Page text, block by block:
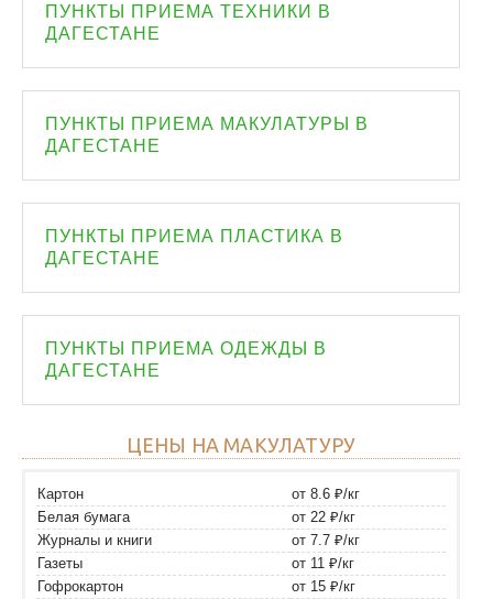
ПУНКТЫ ПРИЕМА ТЕХНИКИ В
ДАГЕСТАНЕ
ПУНКТЫ ПРИЕМА МАКУЛАТУРЫ В
ДАГЕСТАНЕ
ПУНКТЫ ПРИЕМА ПЛАСТИКА В
ДАГЕСТАНЕ
ПУНКТЫ ПРИЕМА ОДЕЖДЫ В
ДАГЕСТАНЕ
ЦЕНЫ НА МАКУЛАТУРУ
Картон
от 8.6 ₽/кг
Белая бумага
от 22 ₽/кг
Журналы и книги
от 7.7 ₽/кг
Газеты
от 11 ₽/кг
Гофрокартон
от 15 ₽/кг